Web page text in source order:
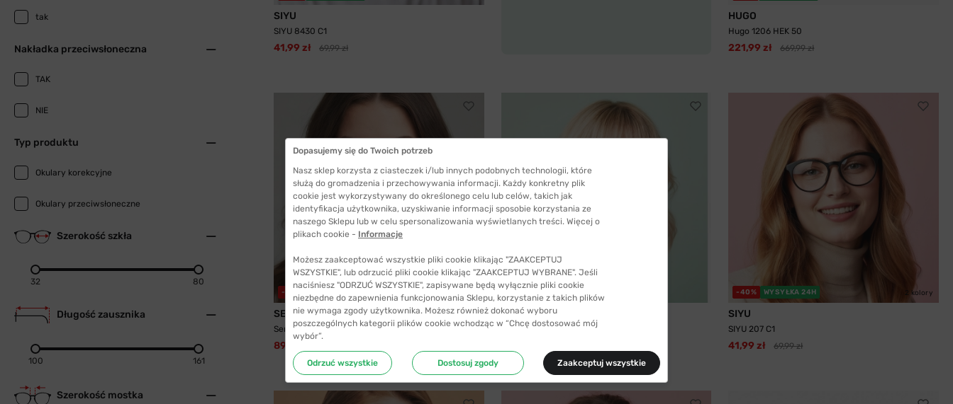
tak
Nakładka przeciwsłoneczna
TAK
NIE
Typ produktu
Okulary korekcyjne
Okulary przeciwsłoneczne
Szerokość szkła
32 80
Długość zausznika
100 161
Szerokość mostka
SIYU
SIYU 8430 C1
41,99 zł 69,99 zł
HUGO
Hugo 1206 HEK 50
221,99 zł 669,99 zł
-55%
SENJA
Senja 8745 C1 z nakładką przeciwsłoneczną z...
89,99 zł
-40% WYSYŁKA 24H
SIYU
SIYU 2025 C1 56
-40% WYSYŁKA 24H 2 kolory
SIYU
SIYU 207 C1
41,99 zł 69,99 zł
Dopasujemy się do Twoich potrzeb
Nasz sklep korzysta z ciasteczek i/lub innych podobnych technologii, które
służą do gromadzenia i przechowywania informacji. Każdy konkretny plik
cookie jest wykorzystywany do określonego celu lub celów, takich jak
identyfikacja użytkownika, uzyskiwanie informacji sposobie korzystania ze
naszego Sklepu lub w celu spersonalizowania wyświetlanych treści. Więcej o
plikach cookie - Informacje
Możesz zaakceptować wszystkie pliki cookie klikając "ZAAKCEPTUJ
WSZYSTKIE", lub odrzucić pliki cookie klikając "ZAAKCEPTUJ WYBRANE". Jeśli
naciśniesz "ODRZUĆ WSZYSTKIE", zapisywane będą wyłącznie pliki cookie
niezbędne do zapewnienia funkcjonowania Sklepu, korzystanie z takich plików
nie wymaga zgody użytkownika. Możesz również dokonać wyboru
poszczególnych kategorii plików cookie wchodząc w “Chcę dostosować mój
wybór”.
Odrzuć wszystkie Dostosuj zgody Zaakceptuj wszystkie